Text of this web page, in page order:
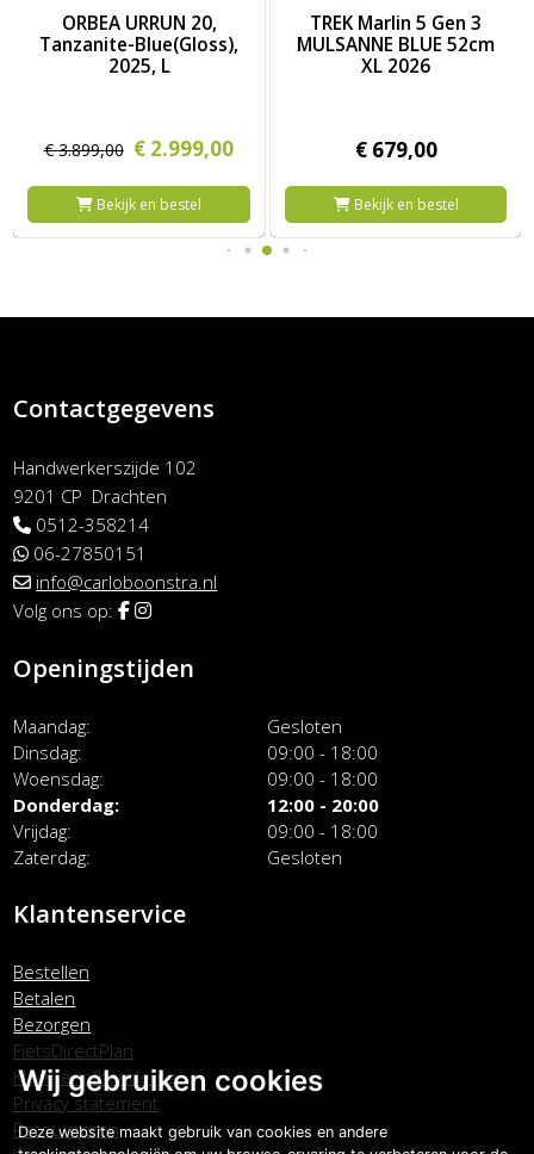
ORBEA URRUN 20,
Tanzanite-Blue(Gloss),
2025, L
€3.899,00 € 2.999,00
Bekijk en bestel
TREK Marlin 5 Gen 3
MULSANNE BLUE 52cm
XL 2026
€ 679,00
Bekijk en bestel
Contactgegevens
Handwerkerszijde 102
9201 CP Drachten
0512-358214
06-27850151
info@carloboonstra.nl
Volg ons op:
Openingstijden
Maandag
Gesloten
Dinsdag
09:00 - 18:00
Woensdag
09:00 - 18:00
Donderdag
12:00 - 20:00
Vrijdag
09:00 - 18:00
Zaterdag
Gesloten
Klantenservice
Bestellen
Betalen
Bezorgen
FietsDirectPlan
Klachtenafhandeling
Privacy statement
Retourneren
Wij gebruiken cookies
Deze website maakt gebruik van cookies en andere